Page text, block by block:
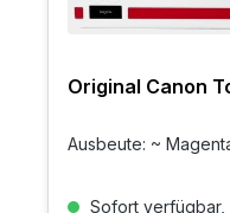
Original Canon
Ausbeute: ~
Sofort verfügbar,